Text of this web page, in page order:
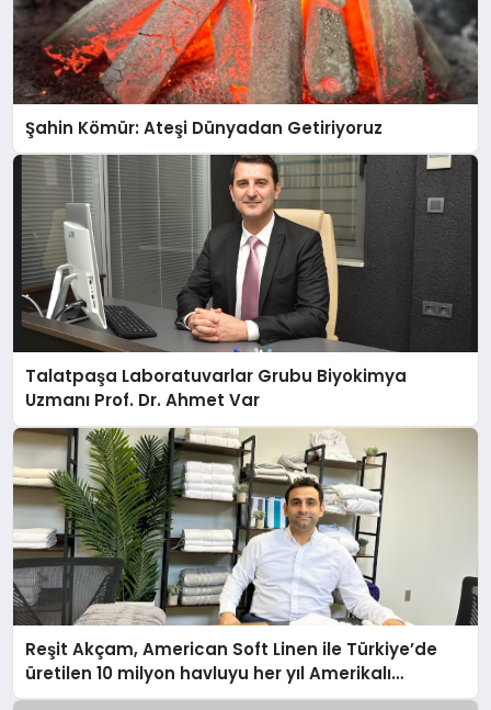
Şahin Kömür: Ateşi Dünyadan Getiriyoruz
Talatpaşa Laboratuvarlar Grubu Biyokimya
Uzmanı Prof. Dr. Ahmet Var
Reşit Akçam, American Soft Linen ile Türkiye’de
üretilen 10 milyon havluyu her yıl Amerikalı
tüketicilerle buluşturuyor